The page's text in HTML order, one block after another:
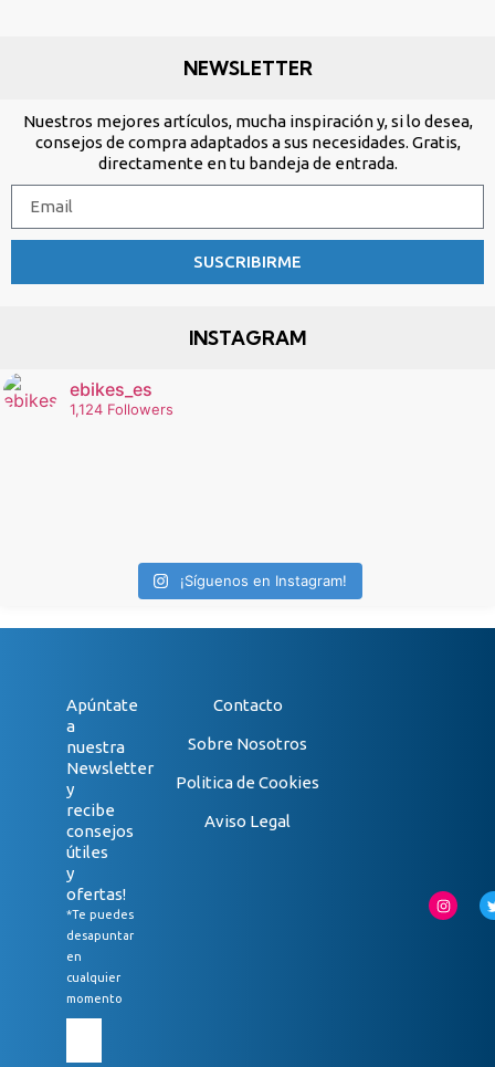
NEWSLETTER
Nuestros mejores artículos, mucha inspiración y, si lo desea,
consejos de compra adaptados a sus necesidades. Gratis,
directamente en tu bandeja de entrada.
SUSCRIBIRME
INSTAGRAM
ebikes_es
1,124 Followers
¡Síguenos en Instagram!
Apúntate
a
nuestra
Newsletter
y
recibe
consejos
útiles
y
ofertas!
*Te puedes
desapuntar
en
cualquier
momento
Contacto
Sobre Nosotros
Politica de Cookies
Aviso Legal